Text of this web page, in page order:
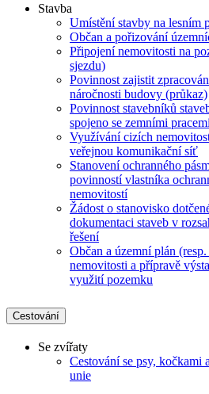
Stavba
Umístění stavby na lesním
Občan a pořizování
Připojení nemovitosti na
sjezdu)
Povinnost zajistit
náročnosti budovy (průkaz)
Povinnost stavebníků
spojeno se zemními pracemi
Využívání cizích
veřejnou komunikační síť
Stanovení ochranného
povinností vlastníka
nemovitostí
Žádost o stanovisko
dokumentaci staveb v
řešení
Občan a územní plán
nemovitosti a přípravě
využití pozemku
Cestování
Se zvířaty
Cestování se psy, kočkami
unie